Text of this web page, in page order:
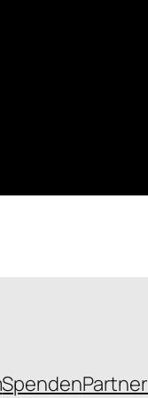
SpendenPartner